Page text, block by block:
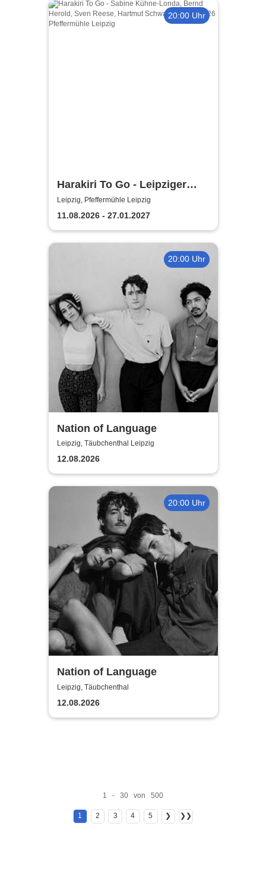
20:00 Uhr
Harakiri To Go - Leipziger
Pfeffermühle
Leipzig, Pfeffermühle Leipzig
11.08.2026 - 27.01.2027
20:00 Uhr
Nation of Language
Leipzig, Täubchenthal Leipzig
12.08.2026
20:00 Uhr
Nation of Language
Leipzig, Täubchenthal
12.08.2026
1 - 30 von 500
1 2 3 4 5 ❯ ❯❯